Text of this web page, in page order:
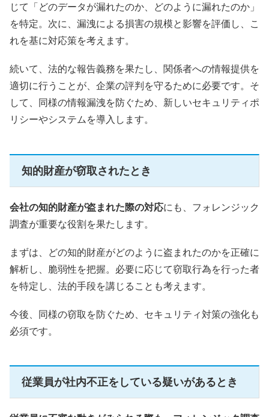
じて「どのデータが漏れたのか、どのように漏れたのか」
を特定。次に、漏洩による損害の規模と影響を評価し、こ
れを基に対応策を考えます。
続いて、法的な報告義務を果たし、関係者への情報提供を
適切に行うことが、企業の評判を守るために必要です。そ
して、同様の情報漏洩を防ぐため、新しいセキュリティポ
リシーやシステムを導入します。
知的財産が窃取されたとき
会社の知的財産が盗まれた際の対応にも、フォレンジック
調査が重要な役割を果たします。
まずは、どの知的財産がどのように盗まれたのかを正確に
解析し、脆弱性を把握。必要に応じて窃取行為を行った者
を特定し、法的手段を講じることも考えます。
今後、同様の窃取を防ぐため、セキュリティ対策の強化も
必須です。
従業員が社内不正をしている疑いがあるとき